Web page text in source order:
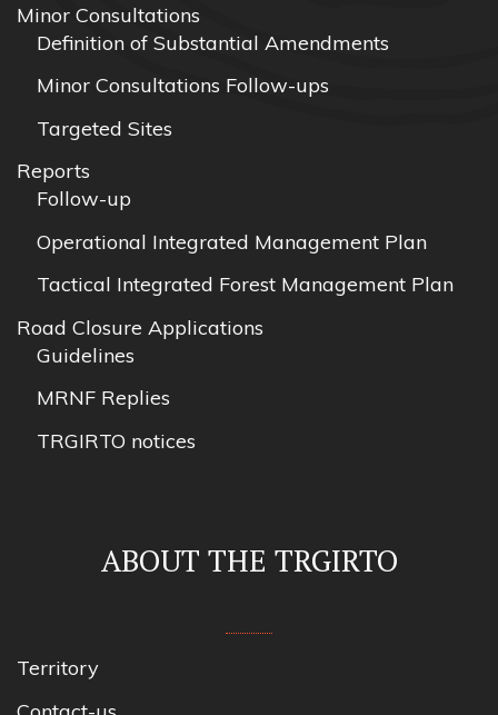
Minor Consultations
Definition of Substantial Amendments
Minor Consultations Follow-ups
Targeted Sites
Reports
Follow-up
Operational Integrated Management Plan
Tactical Integrated Forest Management Plan
Road Closure Applications
Guidelines
MRNF Replies
TRGIRTO notices
ABOUT THE TRGIRTO
Territory